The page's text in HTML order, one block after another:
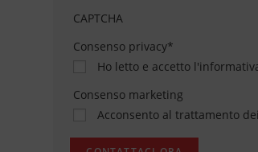
CAPTCHA
Consenso privacy*
Ho letto e accetto
Consenso marketing
Acconsento al trattamento